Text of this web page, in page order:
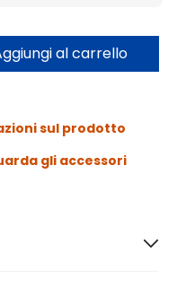
al carrello
sul prodotto
gli accessori